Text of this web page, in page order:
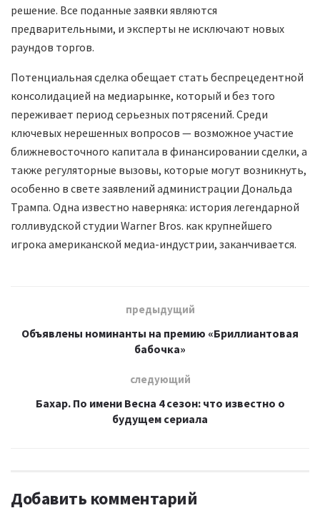
решение. Все поданные заявки являются
предварительными, и эксперты не исключают новых
раундов торгов.
Потенциальная сделка обещает стать беспрецедентной
консолидацией на медиарынке, который и без того
переживает период серьезных потрясений. Среди
ключевых нерешенных вопросов — возможное участие
ближневосточного капитала в финансировании сделки, а
также регуляторные вызовы, которые могут возникнуть,
особенно в свете заявлений администрации Дональда
Трампа. Одна известно наверняка: история легендарной
голливудской студии Warner Bros. как крупнейшего
игрока американской медиа-индустрии, заканчивается.
предыдущий
Объявлены номинанты на премию «Бриллиантовая
бабочка»
следующий
Бахар. По имени Весна 4 сезон: что известно о
будущем сериала
Добавить комментарий